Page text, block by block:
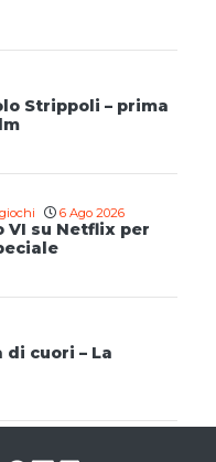
Strippoli – prima
6 Ago 2026
VI su Netflix per
di cuori – La